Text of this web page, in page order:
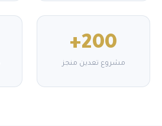
200+
مشروع تعدين منجز